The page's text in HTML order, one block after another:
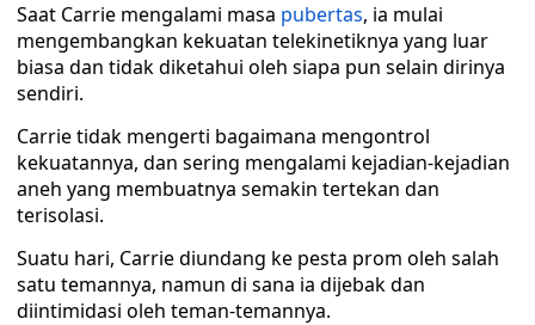
Saat Carrie mengalami masa pubertas, ia mulai
mengembangkan kekuatan telekinetiknya yang luar
biasa dan tidak diketahui oleh siapa pun selain dirinya
sendiri.
Carrie tidak mengerti bagaimana mengontrol
kekuatannya, dan sering mengalami kejadian-kejadian
aneh yang membuatnya semakin tertekan dan
terisolasi.
Suatu hari, Carrie diundang ke pesta prom oleh salah
satu temannya, namun di sana ia dijebak dan
diintimidasi oleh teman-temannya.